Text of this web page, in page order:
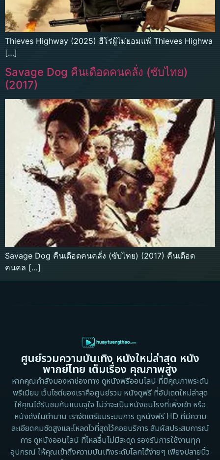
Thieves Highway (2025) ฮีโร่ผู้ไม่ยอมแพ้ Thieves Highwa
[…]
Savage Dog คืนเดือดคนคลั่ง (ซับไทย)
(2017)
Savage Dog คืนเดือดคนคลั่ง (ซับไทย) (2017) คืนเดือด
คนคล […]
ศูนย์รวมความบันเทิง หนังใหม่ล่าสุด หนัง
พากย์ไทย เต็มเรื่อง คุณภาพสูง
หากคุณกำลังมองหาช่องทาง ดูหนังฟรีออนไลน์ ที่มีคุณภาพระดับ
พรีเมียม เว็บไซต์ของเราคือศูนย์รวม หนังดูฟรี ที่อัปเดตใหม่ล่าสุด
ให้คุณได้รับชมกันแบบจุใจ ไม่ว่าจะเป็นหนังชนโรงที่เพิ่งเข้า หรือ
หนังดังในตำนาน เราจัดเตรียมระบบการ ดูหนังฟรี HD ที่มีความ
ละเอียดคมชัดสูงและโหลดไวที่สุดไว้คอยบริการ สัมผัสประสบการณ์
การ ดูหนังออนไลน์ ที่ไหลลื่นไม่มีสะดุด รองรับการใช้งานทุก
อุปกรณ์ ให้คุณเข้าถึงความบันเทิงระดับโลกได้ง่ายๆ เพียงปลายนิ้ว